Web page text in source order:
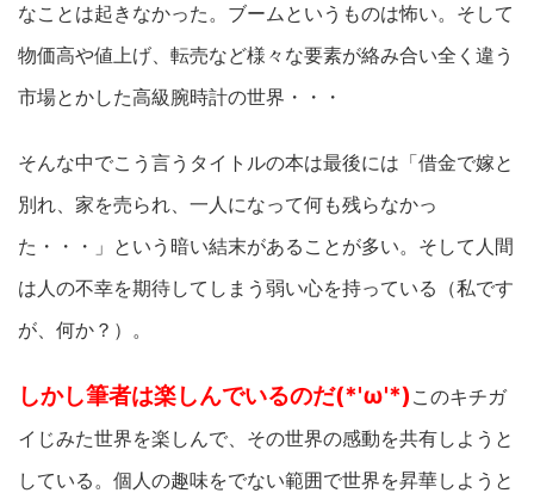
なことは起きなかった。ブームというものは怖い。そして
物価高や値上げ、転売など様々な要素が絡み合い全く違う
市場とかした高級腕時計の世界・・・
そんな中でこう言うタイトルの本は最後には「借金で嫁と
別れ、家を売られ、一人になって何も残らなかっ
た・・・」という暗い結末があることが多い。そして人間
は人の不幸を期待してしまう弱い心を持っている（私です
が、何か？）。
しかし筆者は楽しんでいるのだ(*'ω'*) このキチガ
イじみた世界を楽しんで、その世界の感動を共有しようと
している。個人の趣味をでない範囲で世界を昇華しようと